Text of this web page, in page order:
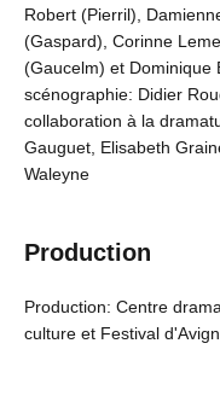
Robert (Pierril),
(Gaspard), Corinne
(Gaucelm) et Dominique
scénographie: Didier
collaboration à la
Gauguet, Elisabeth
Waleyne
Production
Production: Centre
culture et Festival